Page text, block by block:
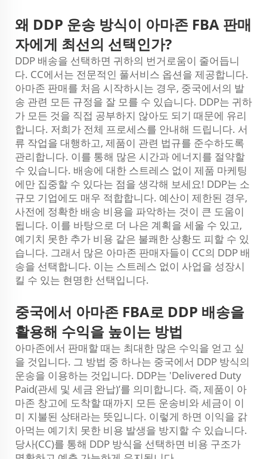
왜 DDP 운송 방식이 아마존 FBA 판매
자에게 최선의 선택인가?
DDP 배송을 선택하면 귀하의 번거로움이 줄어듭니
다. CC에서는 전문적인 풀서비스 옵션을 제공합니다.
아마존 판매를 처음 시작하시는 경우, 중국에서의 발
송 관련 모든 규정을 잘 모를 수 있습니다. DDP는 귀하
가 모든 것을 직접 공부하지 않아도 되기 때문에 유리
합니다. 저희가 전체 프로세스를 안내해 드립니다. 서
류 작업을 대행하고, 제품이 관련 법규를 준수하도록
관리합니다. 이를 통해 많은 시간과 에너지를 절약할
수 있습니다. 배송에 대한 스트레스 없이 제품 마케팅
에만 집중할 수 있다는 점을 생각해 보세요! DDP는 소
규모 기업에도 매우 적합합니다. 예산이 제한된 경우,
사전에 정확한 배송 비용을 파악하는 것이 큰 도움이
됩니다. 이를 바탕으로 더 나은 계획을 세울 수 있고,
예기치 못한 추가 비용 같은 불쾌한 상황도 피할 수 있
습니다. 그래서 많은 아마존 판매자들이 CC의 DDP 배
송을 선택합니다. 이는 스트레스 없이 사업을 성장시
킬 수 있는 현명한 선택입니다.
중국에서 아마존 FBA로 DDP 배송을
활용해 수익을 높이는 방법
아마존에서 판매할 때는 최대한 많은 수익을 얻고 싶
을 것입니다. 그 방법 중 하나는 중국에서 DDP 방식의
운송을 이용하는 것입니다. DDP는 'Delivered Duty
Paid(관세 및 세금 완납)’를 의미합니다. 즉, 제품이 아
마존 창고에 도착할 때까지 모든 운송비와 세금이 이
미 지불된 상태라는 뜻입니다. 이렇게 하면 이익을 갉
아먹는 예기치 못한 비용 발생을 방지할 수 있습니다.
당사(CC)를 통해 DDP 방식을 선택하면 비용 구조가